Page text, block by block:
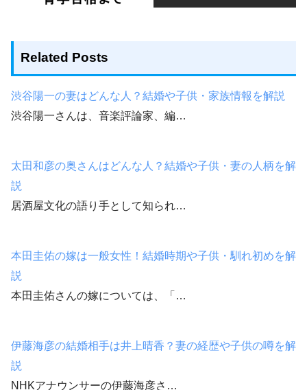
Related Posts
渋谷陽一の妻はどんな人？結婚や子供・家族情報を解説
渋谷陽一さんは、音楽評論家、編…
太田和彦の奥さんはどんな人？結婚や子供・妻の人柄を解
説
居酒屋文化の語り手として知られ…
本田圭佑の嫁は一般女性！結婚時期や子供・馴れ初めを解
説
本田圭佑さんの嫁については、「…
伊藤海彦の結婚相手は井上晴香？妻の経歴や子供の噂を解
説
NHKアナウンサーの伊藤海彦さ…